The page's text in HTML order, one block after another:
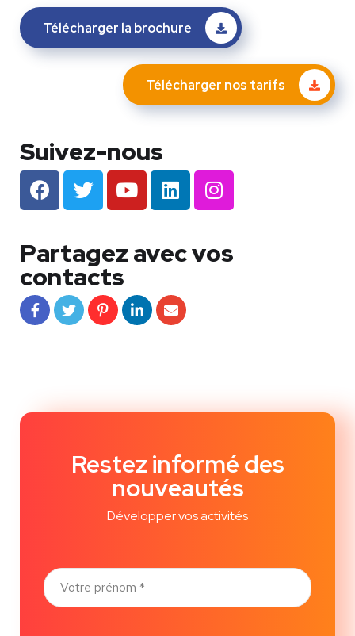
Télécharger la brochure
Télécharger nos tarifs
Suivez-nous
Partagez avec vos
contacts
Restez informé des
nouveautés
Développer vos activités